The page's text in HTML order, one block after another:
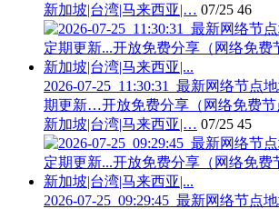
新加坡|台湾|马来西亚|… 07/25 46
2026-07-25_11:30:31_最新网络节点
期更新…开放免费分享（网络免费节
新加坡|台湾|马来西亚|… 07/25 45
2026-07-25_09:29:45_最新网络节点